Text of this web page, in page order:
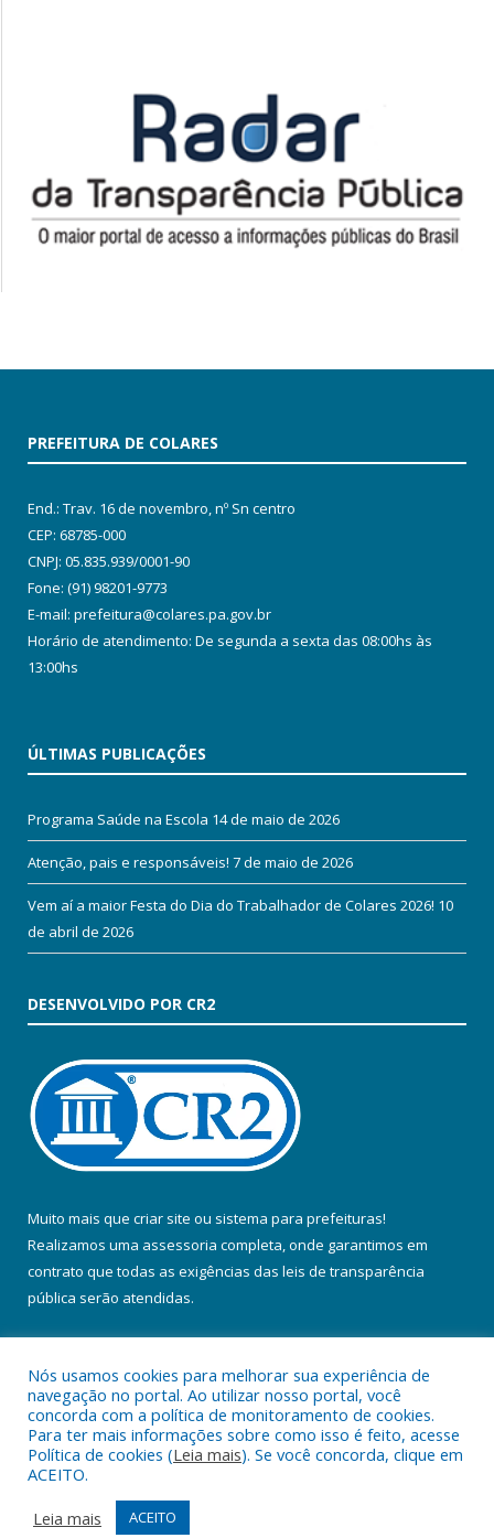
PREFEITURA DE COLARES
End.: Trav. 16 de novembro, nº Sn centro
CEP: 68785-000
CNPJ: 05.835.939/0001-90
Fone: (91) 98201-9773
E-mail: prefeitura@colares.pa.gov.br
Horário de atendimento: De segunda a sexta das 08:00hs às
13:00hs
ÚLTIMAS PUBLICAÇÕES
Programa Saúde na Escola 14 de maio de 2026
Atenção, pais e responsáveis! 7 de maio de 2026
Vem aí a maior Festa do Dia do Trabalhador de Colares 2026! 10
de abril de 2026
DESENVOLVIDO POR CR2
Muito mais que criar site ou sistema para prefeituras!
Realizamos uma assessoria completa, onde garantimos em
contrato que todas as exigências das leis de transparência
pública serão atendidas.
Todos os direitos reservados a Prefeitura Municipal de Colares.
Mapa do Site
Acessar Área Administrativa
Nós usamos cookies para melhorar sua experiência de
navegação no portal. Ao utilizar nosso portal, você
concorda com a política de monitoramento de cookies.
Para ter mais informações sobre como isso é feito, acesse
Política de cookies (Leia mais). Se você concorda, clique em
ACEITO.
Leia mais
ACEITO